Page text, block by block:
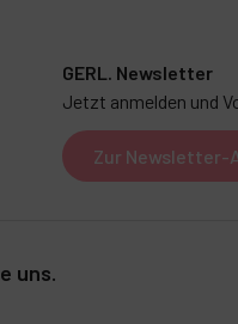
GERL. Newsletter
Jetzt anmelden und
Zur Newsletter-
uns.